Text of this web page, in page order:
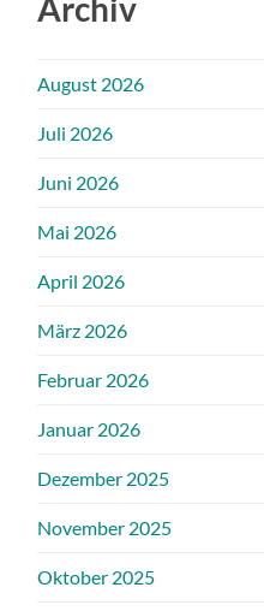
Archiv
August 2026
Juli 2026
Juni 2026
Mai 2026
April 2026
März 2026
Februar 2026
Januar 2026
Dezember 2025
November 2025
Oktober 2025